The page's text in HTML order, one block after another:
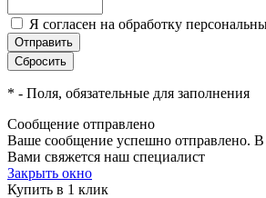
Я согласен на обработку
* - Поля, обязательные для заполнения
Сообщение отправлено
Ваше сообщение успешно отправлено.
Вами свяжется наш специалист
Закрыть окно
Купить в 1 клик